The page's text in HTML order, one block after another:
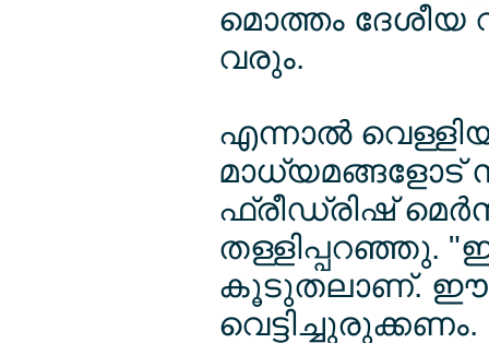
മൊത്തം ദേശീയ
വരും.
എന്നാല്‍
ഫ്രീഡ്രിഷ്
തള്ളിപ്പറഞ്ഞു.
കൂടുതലാണ്. ഈ
വെട്ടിച്ചുരുക്കണം.